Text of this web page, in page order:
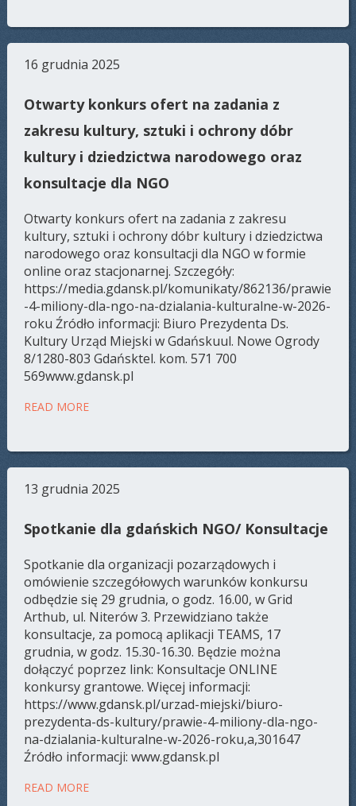
16 grudnia 2025
Otwarty konkurs ofert na zadania z
zakresu kultury, sztuki i ochrony dóbr
kultury i dziedzictwa narodowego oraz
konsultacje dla NGO
Otwarty konkurs ofert na zadania z zakresu
kultury, sztuki i ochrony dóbr kultury i dziedzictwa
narodowego oraz konsultacji dla NGO w formie
online oraz stacjonarnej. Szczegóły:
https://media.gdansk.pl/komunikaty/862136/prawie
-4-miliony-dla-ngo-na-dzialania-kulturalne-w-2026-
roku Źródło informacji: Biuro Prezydenta Ds.
Kultury Urząd Miejski w Gdańskuul. Nowe Ogrody
8/1280-803 Gdańsktel. kom. 571 700
569www.gdansk.pl
READ MORE
13 grudnia 2025
Spotkanie dla gdańskich NGO/ Konsultacje
Spotkanie dla organizacji pozarządowych i
omówienie szczegółowych warunków konkursu
odbędzie się 29 grudnia, o godz. 16.00, w Grid
Arthub, ul. Niterów 3. Przewidziano także
konsultacje, za pomocą aplikacji TEAMS, 17
grudnia, w godz. 15.30-16.30. Będzie można
dołączyć poprzez link: Konsultacje ONLINE
konkursy grantowe. Więcej informacji:
https://www.gdansk.pl/urzad-miejski/biuro-
prezydenta-ds-kultury/prawie-4-miliony-dla-ngo-
na-dzialania-kulturalne-w-2026-roku,a,301647
Źródło informacji: www.gdansk.pl
READ MORE